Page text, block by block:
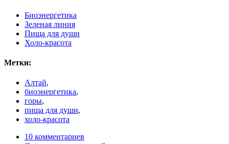
Биоэнергетика
Зеленая линия
Пища для души
Холо-красота
Метки:
Алтай,
биоэнергетика,
горы,
пища для души,
холо-красота
10 комментариев